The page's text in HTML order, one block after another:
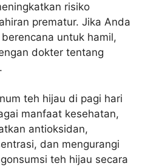
risiko
prematur. Jika Anda
untuk hamil,
dokter tentang
teh hijau di pagi hari
manfaat kesehatan,
antioksidan,
dan mengurangi
teh hijau secara